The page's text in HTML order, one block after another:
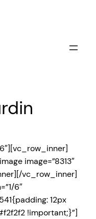
image=”8313″
vc_row_inner]
6″
12px
!important;}”]